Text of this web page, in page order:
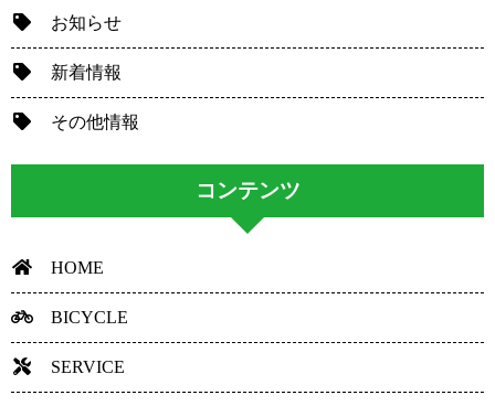
お知らせ
新着情報
その他情報
コンテンツ
HOME
BICYCLE
SERVICE